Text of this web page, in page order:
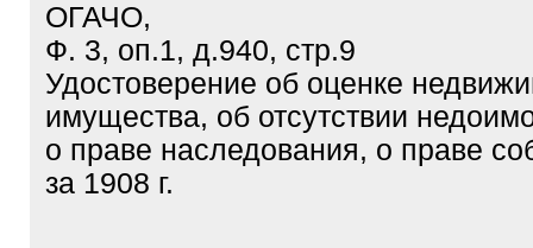
ОГАЧО,
Ф. 3, оп.1, д.940, стр.9
Удостоверение об оценке
имущества, об отсутствии
о праве наследования, о праве
за 1908 г.